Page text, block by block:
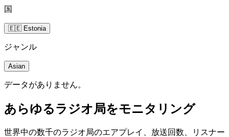
国
🇪🇪 Estonia
ジャンル
Asian
データがありません。
あらゆるラジオ局をモニタリング
世界中の数千のラジオ局のエアプレイ、放送回数、リスナー